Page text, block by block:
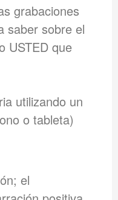
grabaciones
saber sobre el
USTED que
utilizando un
o tableta)
el